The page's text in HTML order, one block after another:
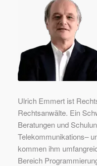
Ulrich Emmert ist
Rechtsanwälte. Ein
Beratungen und
Telekommunikations–
kommen ihm
Bereich